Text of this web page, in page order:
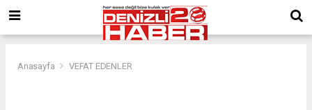
Anasayfa VEFAT EDENLER